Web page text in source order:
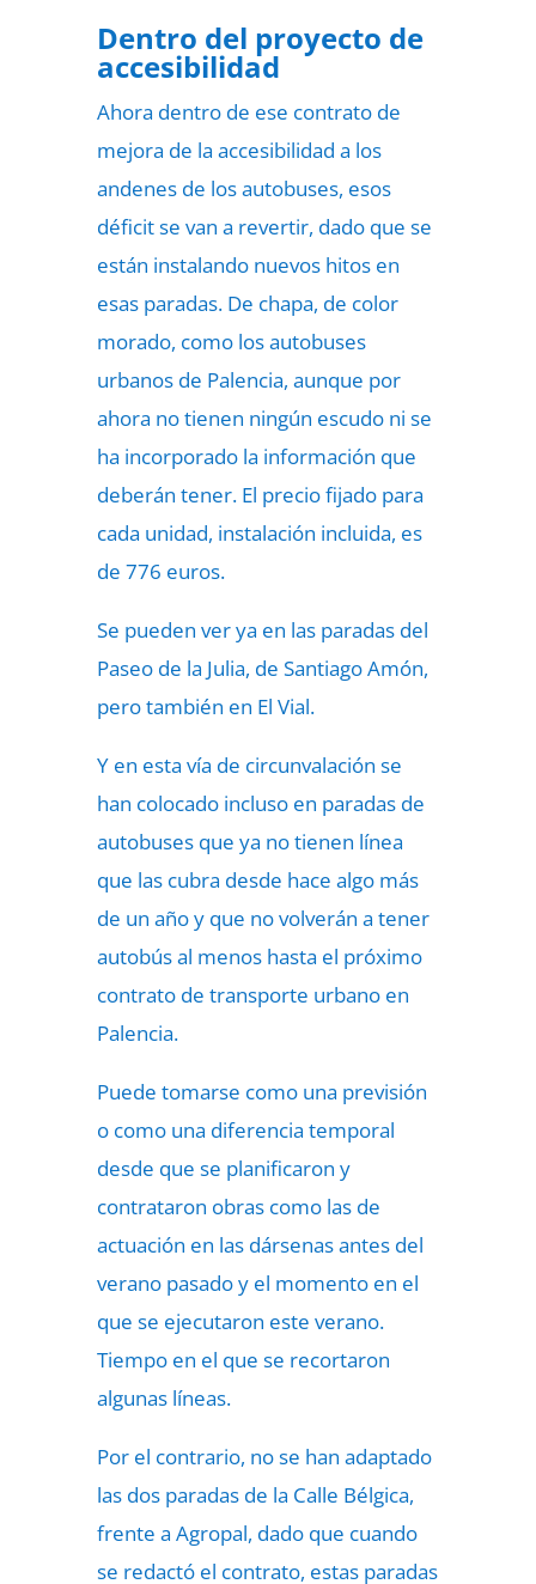
Dentro del proyecto de
accesibilidad
Ahora dentro de ese contrato de
mejora de la accesibilidad a los
andenes de los autobuses, esos
déficit se van a revertir, dado que se
están instalando nuevos hitos en
esas paradas. De chapa, de color
morado, como los autobuses
urbanos de Palencia, aunque por
ahora no tienen ningún escudo ni se
ha incorporado la información que
deberán tener. El precio fijado para
cada unidad, instalación incluida, es
de 776 euros.
Se pueden ver ya en las paradas del
Paseo de la Julia, de Santiago Amón,
pero también en El Vial.
Y en esta vía de circunvalación se
han colocado incluso en paradas de
autobuses que ya no tienen línea
que las cubra desde hace algo más
de un año y que no volverán a tener
autobús al menos hasta el próximo
contrato de transporte urbano en
Palencia.
Puede tomarse como una previsión
o como una diferencia temporal
desde que se planificaron y
contrataron obras como las de
actuación en las dársenas antes del
verano pasado y el momento en el
que se ejecutaron este verano.
Tiempo en el que se recortaron
algunas líneas.
Por el contrario, no se han adaptado
las dos paradas de la Calle Bélgica,
frente a Agropal, dado que cuando
se redactó el contrato, estas paradas